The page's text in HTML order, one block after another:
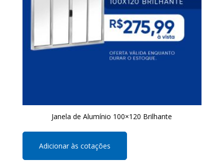
Janela de Alumínio 100×120 Brilhante
Adicionar às cotações